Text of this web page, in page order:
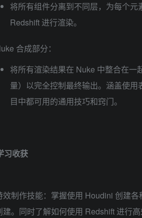
将所有组件分离到不同层，为每个
Redshift 进行渲染。
合成部分：
将所有渲染结果在 Nuke 中整合在一
量）以完全控制最终输出。涵盖使
目中都可用的通用技巧和窍门。
习收获
效制作技能：掌握使用 Houdini 创建
建。同时了解如何使用 Redshift 进行